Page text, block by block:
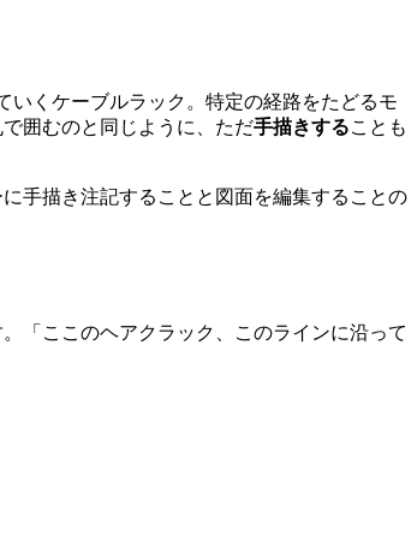
いくケーブルラック。特定の経路をたどるモ
囲むのと同じように、ただ手描きすることも
手描き注記することと図面を編集することの
「ここのヘアクラック、このラインに沿って